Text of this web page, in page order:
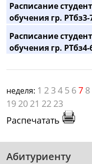
Расписание
обучения гр.
Расписание
обучения гр.
неделя: 1 2 3 4 5 67 8
19 20 21 22 23
Распечатать
Абитуриенту